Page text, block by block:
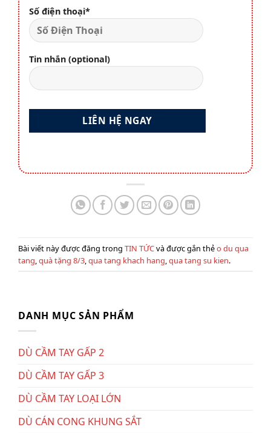
Số điện thoại*
Tin nhắn (optional)
Bài viết này được đăng trong TIN TỨCvà được gắn thẻo du qua
tang,quà tặng 8/3,qua tang khach hang,qua tang su kien.
DANH MỤC SẢN PHẨM
DÙ CẦM TAY GẤP 2
DÙ CẦM TAY GẤP 3
DÙ CẦM TAY LOẠI LỚN
DÙ CÁN CONG KHUNG SẮT